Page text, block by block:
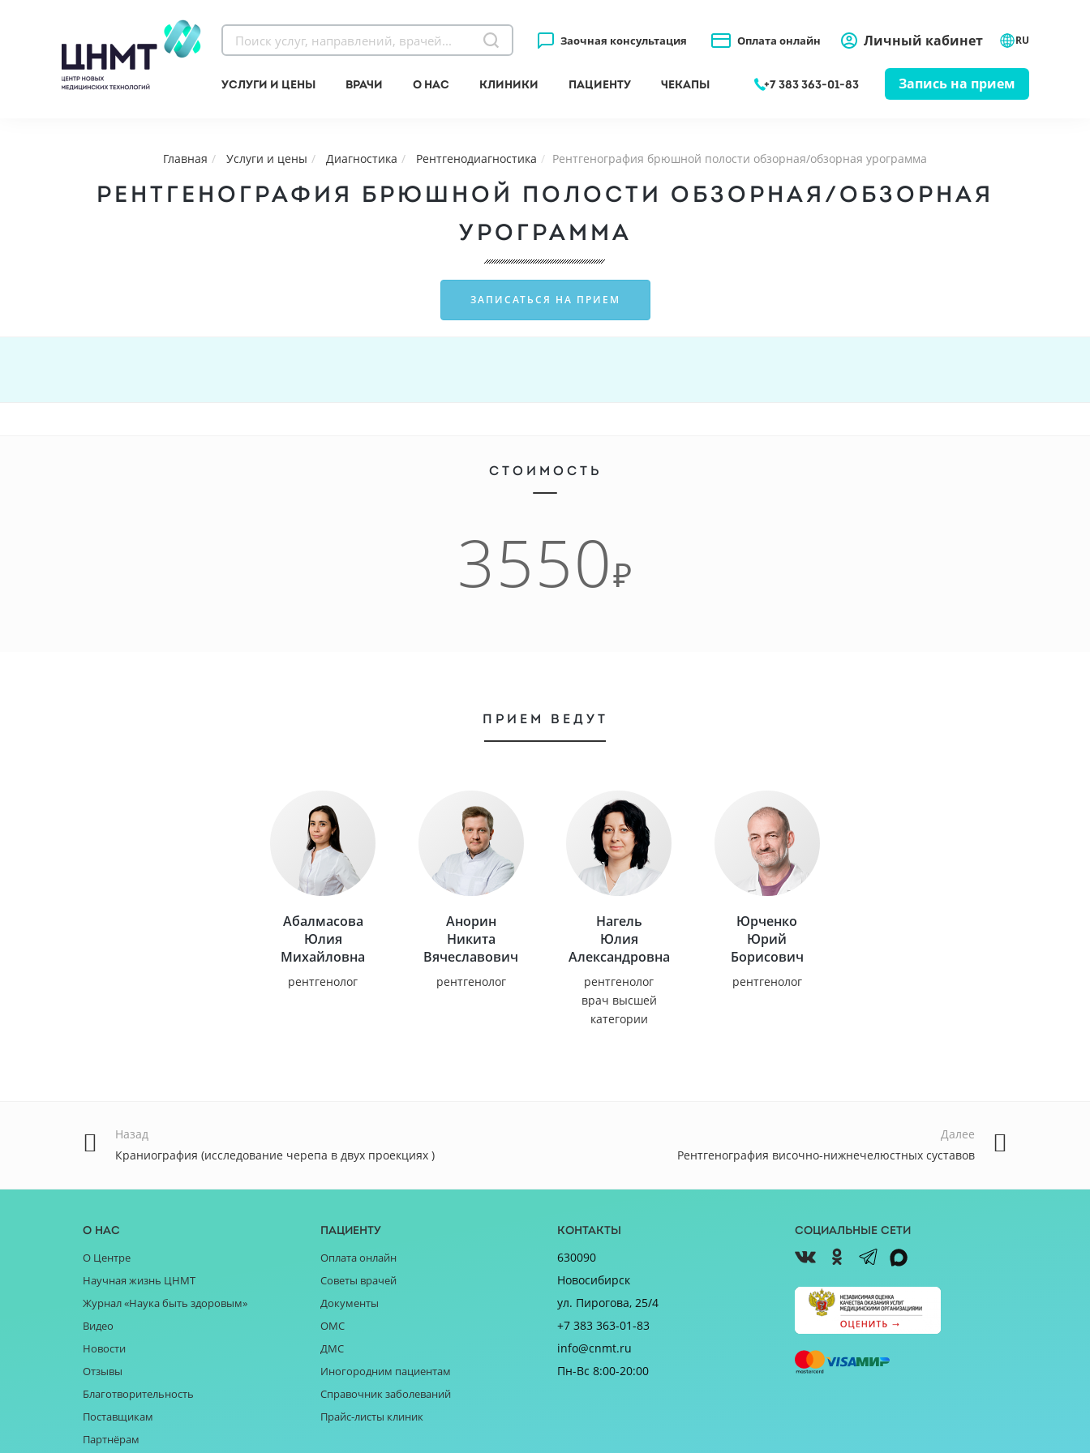
Заочная консультация Оплата онлайн Личный кабинет RU
Услуги и цены Врачи О нас Клиники Пациенту Чекапы +7 383 363-01-83 Запись на прием
Главная Услуги и цены Диагностика Рентгенодиагностика Рентгенография брюшной полости обзорная/обзорная урограмма
РЕНТГЕНОГРАФИЯ БРЮШНОЙ ПОЛОСТИ ОБЗОРНАЯ/ОБЗОРНАЯ
УРОГРАММА
ЗАПИСАТЬСЯ НА ПРИЕМ
СТОИМОСТЬ
3550₽
ПРИЕМ ВЕДУТ
Абалмасова
Юлия
Михайловна
рентгенолог
Анорин
Никита
Вячеславович
рентгенолог
Нагель
Юлия
Александровна
рентгенолог
врач высшей
категории
Юрченко
Юрий
Борисович
рентгенолог
Назад
Краниография (исследование черепа в двух проекциях )
Далее
Рентгенография височно-нижнечелюстных суставов
О нас
О Центре
Научная жизнь ЦНМТ
Журнал «Наука быть здоровым»
Видео
Новости
Отзывы
Благотворительность
Поставщикам
Партнёрам
Пациенту
Оплата онлайн
Советы врачей
Документы
ОМС
ДМС
Иногородним пациентам
Справочник заболеваний
Прайс-листы клиник
Контакты
630090
Новосибирск
ул. Пирогова, 25/4
+7 383 363-01-83
info@cnmt.ru
Пн-Вс 8:00-20:00
Социальные сети